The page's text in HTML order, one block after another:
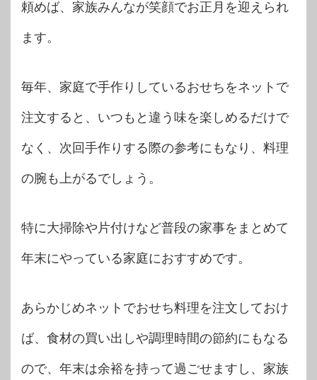
頼めば、家族みんなが笑顔でお正月を迎えられ
ます。
毎年、家庭で手作りしているおせちをネットで
注文すると、いつもと違う味を楽しめるだけで
なく、次回手作りする際の参考にもなり、料理
の腕も上がるでしょう。
特に大掃除や片付けなど普段の家事をまとめて
年末にやっている家庭におすすめです。
あらかじめネットでおせち料理を注文しておけ
ば、食材の買い出しや調理時間の節約にもなる
ので、年末は余裕を持って過ごせますし、家族